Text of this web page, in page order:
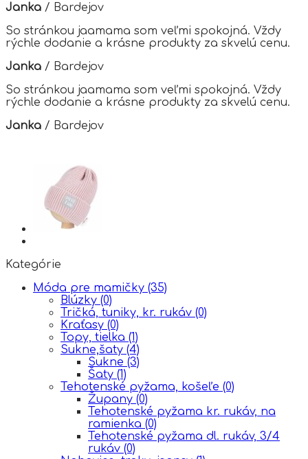
Janka / Bardejov
So stránkou jaamama som veľmi spokojná. Vždy
rýchle dodanie a krásne produkty za skvelú cenu.
Janka / Bardejov
So stránkou jaamama som veľmi spokojná. Vždy
rýchle dodanie a krásne produkty za skvelú cenu.
Janka / Bardejov
Kategórie
Móda pre mamičky (35)
Blúzky (0)
Tričká, tuniky, kr. rukáv (0)
Kraťasy (0)
Topy, tielka (1)
Sukne,šaty (4)
Sukne (3)
Šaty (1)
Tehotenské pyžama, košeľe (0)
Župany (0)
Tehotenské pyžama kr. rukáv, na
ramienka (0)
Tehotenské pyžama dl. rukáv, 3/4
rukáv (0)